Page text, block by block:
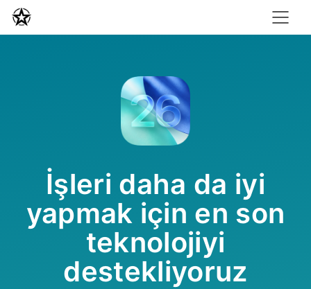
İşleri daha da iyi
yapmak için en son
teknolojiyi
destekliyoruz